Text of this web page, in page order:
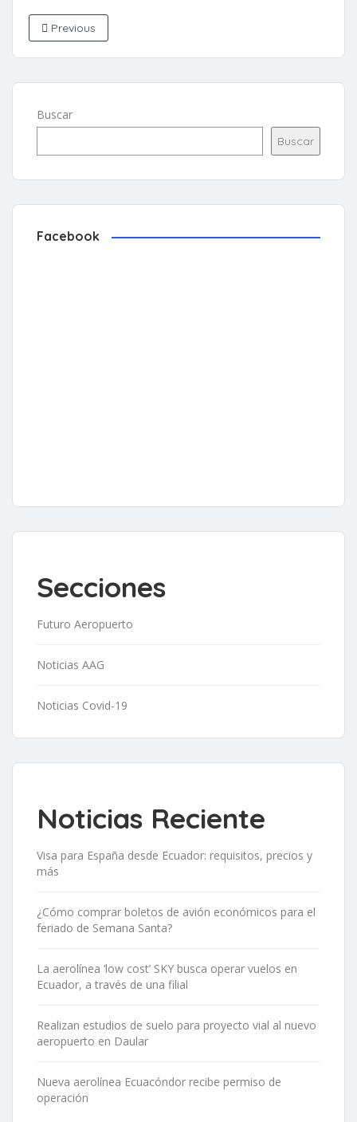
Previous
Buscar
Buscar
Facebook
Secciones
Futuro Aeropuerto
Noticias AAG
Noticias Covid-19
Noticias Reciente
Visa para España desde Ecuador: requisitos, precios y
más
¿Cómo comprar boletos de avión económicos para el
feriado de Semana Santa?
La aerolínea ‘low cost’ SKY busca operar vuelos en
Ecuador, a través de una filial
Realizan estudios de suelo para proyecto vial al nuevo
aeropuerto en Daular
Nueva aerolínea Ecuacóndor recibe permiso de
operación